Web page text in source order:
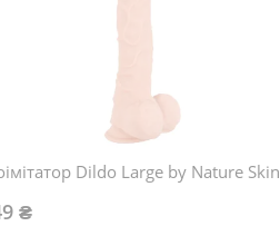
Dildo Large by Nature Skin
₴